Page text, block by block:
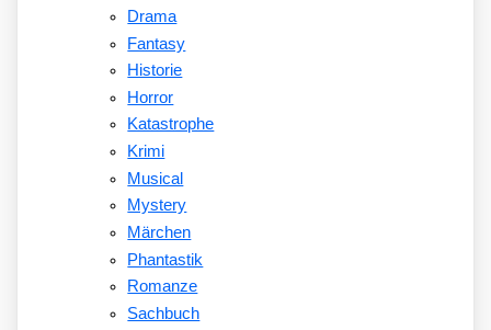
Drama
Fantasy
Historie
Horror
Katastrophe
Krimi
Musical
Mystery
Märchen
Phantastik
Romanze
Sachbuch